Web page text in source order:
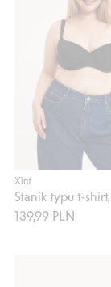
Xlnt
139,99 PLN